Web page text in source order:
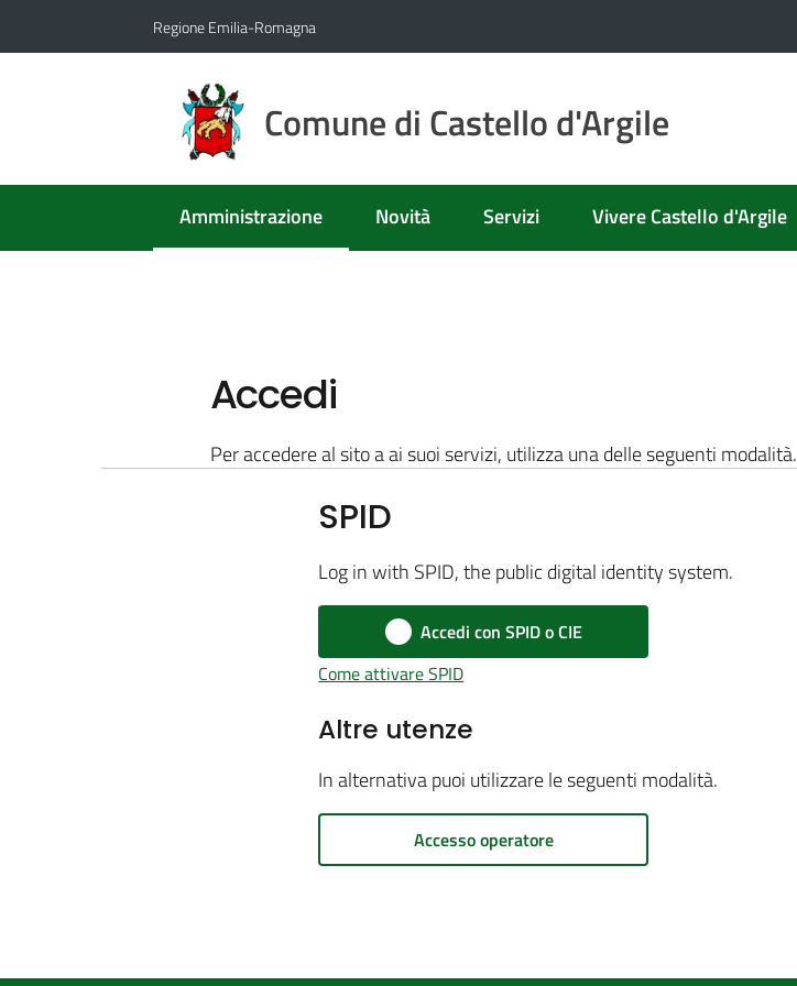
Regione Emilia-Romagna
Comune di Castello d'Argile
Amministrazione
Menu selezionato Novità Servizi Vivere Castello d'Argile
Accedi
Per accedere al sito a ai suoi servizi, utilizza una delle seguenti modalità.
SPID
Log in with SPID, the public digital identity system.
Accedi con SPID o CIE
Come attivare SPID
Altre utenze
In alternativa puoi utilizzare le seguenti modalità.
Accesso operatore